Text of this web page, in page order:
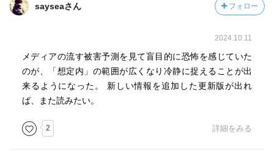
sayseaさん フォロー
2024.10.11
メディアの流す被害予測を見て盲目的に恐怖を感じていた
のが、「想定内」の範囲が広くなり冷静に捉えることが出
来るようになった。 新しい情報を追加した更新版が出れ
ば、また読みたい。
2 詳細をみる